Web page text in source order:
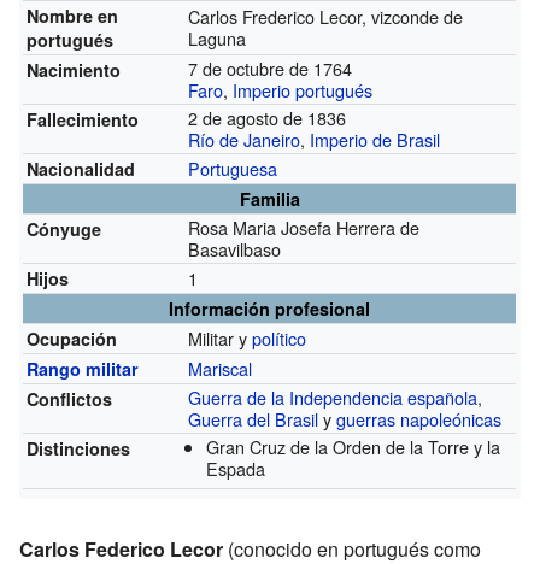
Nombre en
portugués
Carlos Frederico Lecor, vizconde de
Laguna
Nacimiento
7 de octubre de 1764
Faro, Imperio portugués
Fallecimiento
2 de agosto de 1836
Río de Janeiro, Imperio de Brasil
Nacionalidad Portuguesa
Familia
Cónyuge
Rosa Maria Josefa Herrera de
Basavilbaso
Hijos 1
Información profesional
Ocupación
Militar ypolítico
Rango militar Mariscal
Conflictos Guerra de la Independencia española,
Guerra del Brasilyguerras napoleónicas
Distinciones
Gran Cruz de la Orden de la Torre y la
Espada
Carlos Federico Lecor (conocido en portugués como